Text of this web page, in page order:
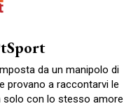
da un manipolo di
provano a raccontarvi le
solo con lo stesso amore